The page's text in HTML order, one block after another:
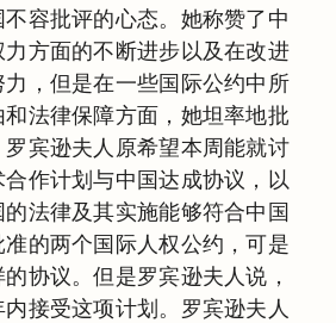
容批评的心态。她称赞了中
方面的不断进步以及在改进
，但是在一些国际公约中所
法律保障方面，她坦率地批
宾逊夫人原希望本周能就讨
作计划与中国达成协议，以
法律及其实施能够符合中国
的两个国际人权公约，可是
协议。但是罗宾逊夫人说，
接受这项计划。罗宾逊夫人